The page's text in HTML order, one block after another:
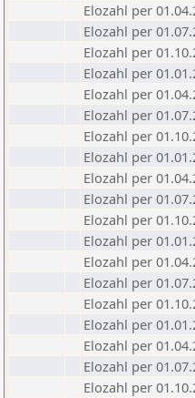
Elozahl per
Elozahl per
Elozahl per
Elozahl per
Elozahl per
Elozahl per
Elozahl per
Elozahl per
Elozahl per
Elozahl per
Elozahl per
Elozahl per
Elozahl per
Elozahl per
Elozahl per
Elozahl per
Elozahl per
Elozahl per
Elozahl per